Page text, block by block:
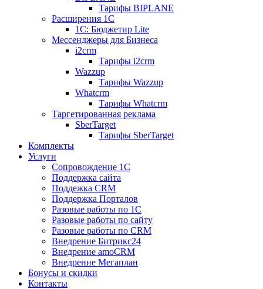
Тарифы BIPLANE
Расширения 1С
1C: Бюджетир Lite
Мессенджеры для Бизнеса
i2crm
Тарифы i2crm
Wazzup
Тарифы Wazzup
Whatcrm
Тарифы Whatcrm
Таргетированная реклама
SberTarget
Тарифы SberTarget
Комплекты
Услуги
Сопровождение 1С
Поддержка сайта
Поддежка CRM
Поддержка Порталов
Разовые работы по 1С
Разовые работы по сайту
Разовые работы по CRM
Внедрение Битрикс24
Внедрение amoCRM
Внедрение Мегаплан
Бонусы и скидки
Контакты